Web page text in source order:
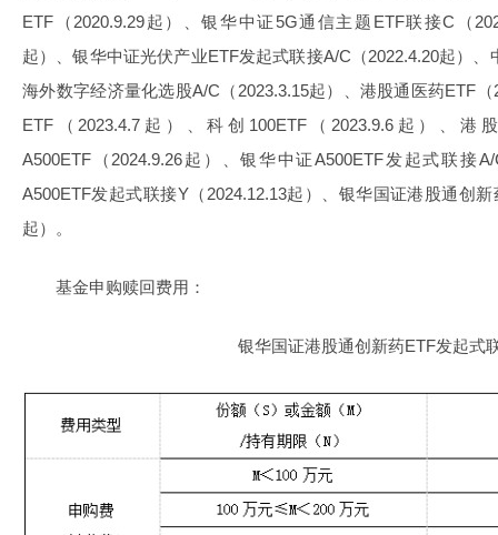
ETF（2020.9.29起）、银华中证5G通信主题ETF联接C（
起）、银华中证光伏产业ETF发起式联接A/C（2022.4.20起）、
海外数字经济量化选股A/C（2023.3.15起）、港股通医药ETF
ETF（2023.4.7起）、科创100ETF（2023.9.6起）、港
A500ETF（2024.9.26起）、银华中证A500ETF发起式联接
A500ETF发起式联接Y（2024.12.13起）、银华国证港股通创
起）。
基金申购赎回费用：
银华国证港股通创新药ETF发起式